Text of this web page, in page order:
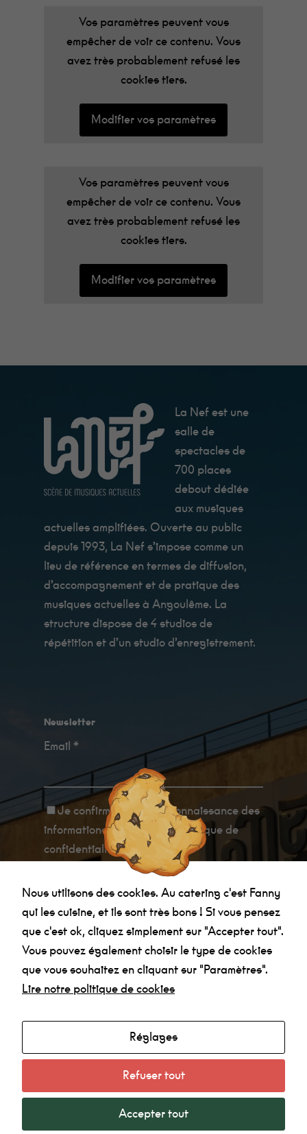
Vos paramètres peuvent vous
empêcher de voir ce contenu. Vous
avez très probablement refusé les
cookies tiers.
Modifier vos paramètres
Vos paramètres peuvent vous
empêcher de voir ce contenu. Vous
avez très probablement refusé les
cookies tiers.
Modifier vos paramètres
La Nef est une
salle de
spectacles de
700 places
debout dédiée
aux musiques
actuelles amplifiées. Ouverte au public
depuis 1993, La Nef s’impose comme un
lieu de référence en termes de diffusion,
d’accompagnement et de pratique des
musiques actuelles à Angoulême. La
structure dispose de 4 studios de
répétition et d’un studio d’enregistrement.
Newsletter
Email *
Je confirme avoir pris connaissance des
informations relatives à la politique de
confidentialité.
Agenda
Made in la Nef
Politique de confidentialité
Nous utilisons des cookies. Au catering c'est Fanny
qui les cuisine, et ils sont très bons ! Si vous pensez
que c'est ok, cliquez simplement sur "Accepter tout".
Vous pouvez également choisir le type de cookies
que vous souhaitez en cliquant sur "Paramètres".
Lire notre politique de cookies
Réglages
Refuser tout
Accepter tout
Minimum
fonctionnement
du site Web.
Au catering
c'est Fanny qui
les cuisine, et
bon !
Statistiques
Afin que
nous
puissions
fonctionnalité
structure du
site Web, en
fonction de la
manière dont
est utilisé.
Expérience
site Web
fonctionne au
votre visite. Si
ces cookies,
certaines